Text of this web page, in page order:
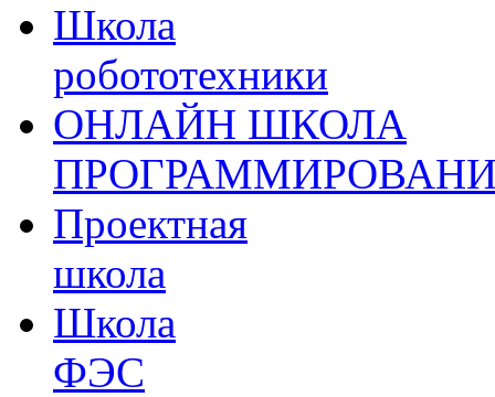
Школа
робототехники
ОНЛАЙН ШКОЛА
Проектная
школа
Школа
ФЭС